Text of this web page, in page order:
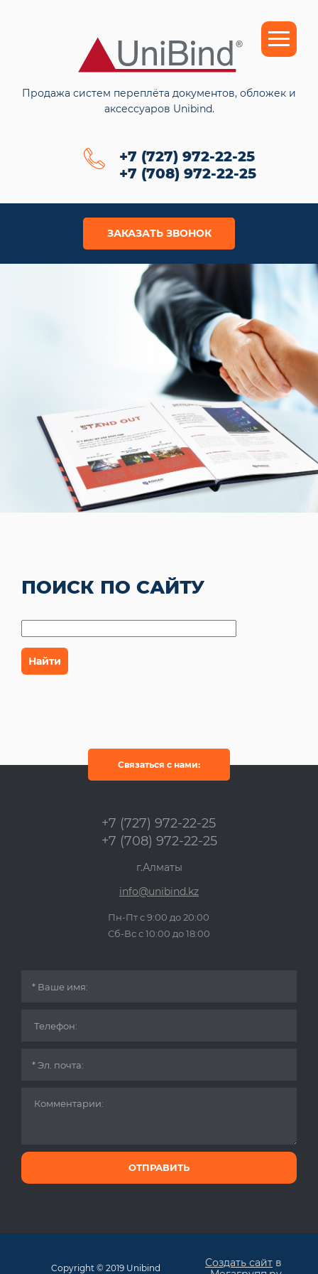
Продажа систем переплёта документов, обложек и
аксессуаров Unibind.
+7 (727) 972-22-25
+7 (708) 972-22-25
ЗАКАЗАТЬ ЗВОНОК
ПОИСК ПО САЙТУ
Связаться с нами:
+7 (727) 972-22-25
+7 (708) 972-22-25
г.Алматы
info@unibind.kz
Пн-Пт с 9:00 до 20:00
Сб-Вс с 10:00 до 18:00
ОТПРАВИТЬ
Copyright © 2019 Unibind Создать сайт в